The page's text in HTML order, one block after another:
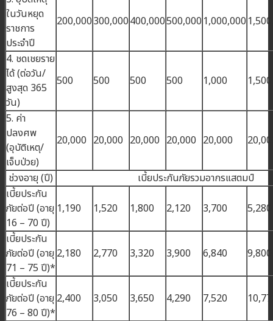
ในวันหยุด
ราชการ
ประจำปี
200,000300,000400,000500,000 1,000,000
4. ชดเชยราย
ได้ (ต่อวัน/
สูงสุด 365
วัน)
500 500 500 500 1,000 1,500
5. ค่า
ปลงศพ
(อุบัติเหตุ/
เจ็บป่วย)
20,000 20,000 20,000 20,000 20,000
ช่วงอายุ (ปี)
เบี้ยประกันภัยรวมอากรแสตมป์
เบี้ยประกัน
ภัยต่อปี (อายุ
16 – 70 ปี)
1,190 1,520 1,800 2,120 3,700 5,280
เบี้ยประกัน
ภัยต่อปี (อายุ
71 – 75 ปี)*
2,180 2,770 3,320 3,900 6,840 9,800
เบี้ยประกัน
ภัยต่อปี (อายุ
76 – 80 ปี)*
2,400 3,050 3,650 4,290 7,520